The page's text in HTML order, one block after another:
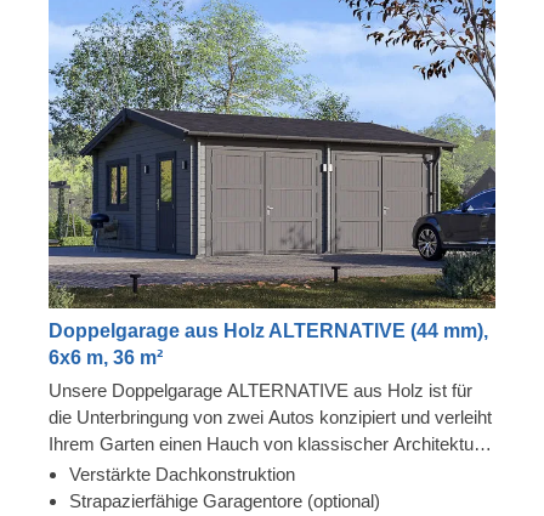
Doppelgarage aus Holz ALTERNATIVE (44 mm),
6x6 m, 36 m²
Unsere Doppelgarage ALTERNATIVE aus Holz ist für
die Unterbringung von zwei Autos konzipiert und verleiht
Ihrem Garten einen Hauch von klassischer Architektur.
Diese Doppelgarage werden Sie sicher nicht mehr
missen wollen: Sie ist aus langsam gewachsenen
Verstärkte Dachkonstruktion
Strapazierfähige Garagentore (optional)